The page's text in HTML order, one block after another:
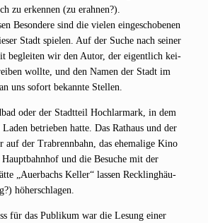
zu erken­nen (zu erah­nen?).
Beson­de­re sind die vie­len ein­ge­scho­be­nen
Stadt spie­len. Auf der Suche nach sei­ner
beglei­ten wir den Autor, der eigent­lich kei­
woll­te, und den Namen der Stadt im
uns sofort bekann­te Stellen.
oder der Stadt­teil Hoch­lar­mark, in dem
betrie­ben hat­te. Das Rat­haus und der
auf der Trab­renn­bahn, das ehe­ma­li­ge Kino
Haupt­bahn­hof und die Besu­che mit der
„Auer­bachs Kel­ler“ las­sen Reck­ling­häu­
höherschlagen.
für das Publi­kum war die Lesung einer